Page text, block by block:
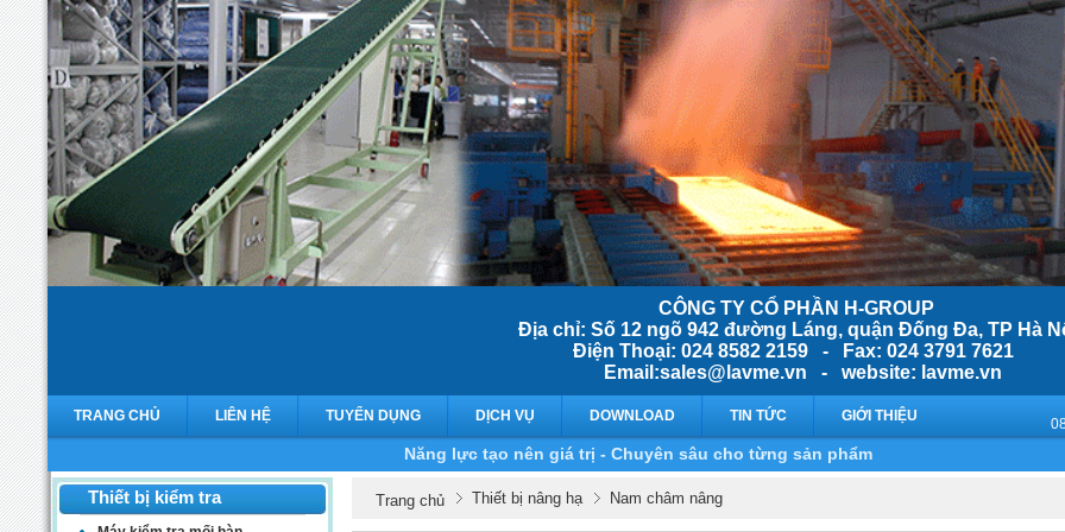
CÔNG TY CỔ PHẦN H-GROUP
Địa chỉ: Số 12 ngõ 942 đường Láng, quận Đống Đa, TP Hà
Điện Thoại: 024 8582 2159 - Fax: 024 3791 7621
Email:sales@lavme.vn - website: lavme.vn
TRANG CHỦ LIÊN HỆ TUYỂN DỤNG DỊCH VỤ DOWNLOAD TIN TỨC GIỚI THIỆU
Năng lực tạo nên giá trị - Chuyên sâu cho từng sản phẩm
Thiết bị kiểm tra Trang chủ Thiết bị nâng hạ Nam châm nâng